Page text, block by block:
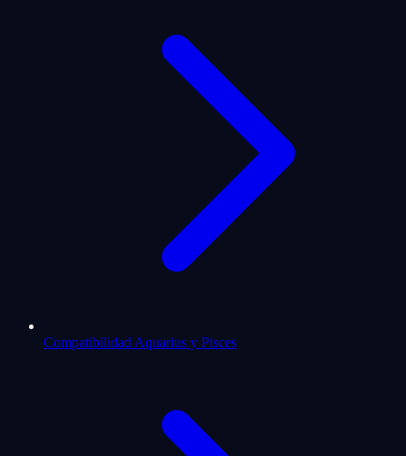
Compatibilidad Aquarius y Pisces